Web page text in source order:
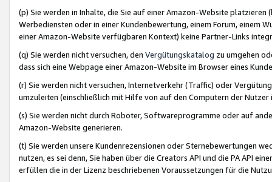
(p) Sie werden in Inhalte, die Sie auf einer Amazon-Website
Werbediensten oder in einer Kundenbewertung, einem Forum, einem
einer Amazon-Website verfügbaren Kontext) keine Partner-Links
(q) Sie werden nicht versuchen, den Vergütungskatalog zu umgehen
dass sich eine Webpage einer Amazon-Website im Browser eines
(r) Sie werden nicht versuchen, Internetverkehr (Traffic) oder
umzuleiten (einschließlich mit Hilfe von auf den Computern der
(s) Sie werden nicht durch Roboter, Softwareprogramme oder auf
Amazon-Website generieren.
(t) Sie werden unsere Kundenrezensionen oder Sternebewertungen
nutzen, es sei denn, Sie haben über die Creators API und die PA API
erfüllen die in der Lizenz beschriebenen Voraussetzungen für die